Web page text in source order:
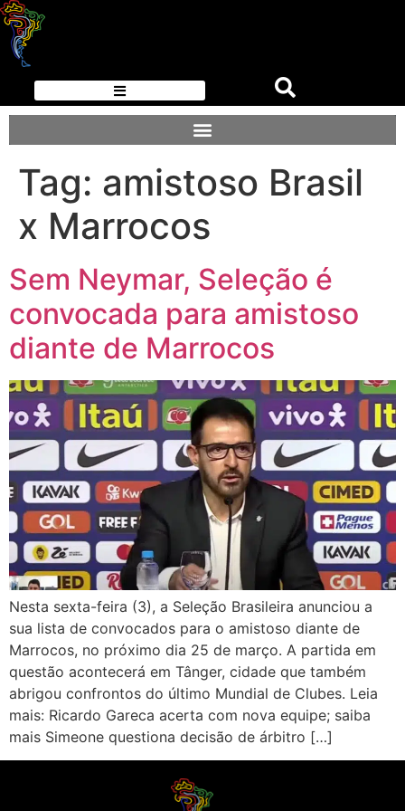
Tag: amistoso Brasil
x Marrocos
Sem Neymar, Seleção é
convocada para amistoso
diante de Marrocos
Nesta sexta-feira (3), a Seleção Brasileira anunciou a
sua lista de convocados para o amistoso diante de
Marrocos, no próximo dia 25 de março. A partida em
questão acontecerá em Tânger, cidade que também
abrigou confrontos do último Mundial de Clubes. Leia
mais: Ricardo Gareca acerta com nova equipe; saiba
mais Simeone questiona decisão de árbitro […]